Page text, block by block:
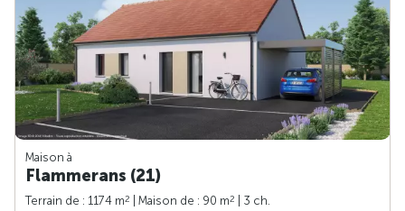
Maison à
Flammerans (21)
Terrain de : 1174 m2 | Maison de : 90 m2
| 3 ch.